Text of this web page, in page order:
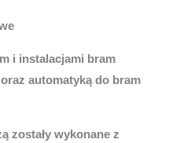
i instalacjami bram
automatyką do bram
zostały wykonane z